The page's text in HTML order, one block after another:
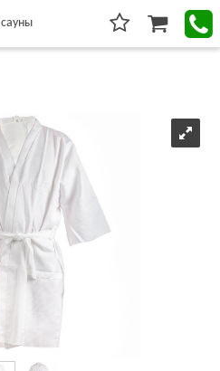
сауны